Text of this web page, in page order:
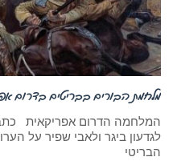
מלחמת הבורים בבריטים בדרום
לגדעון ביגר ולאבי שפיר על
הבריטי